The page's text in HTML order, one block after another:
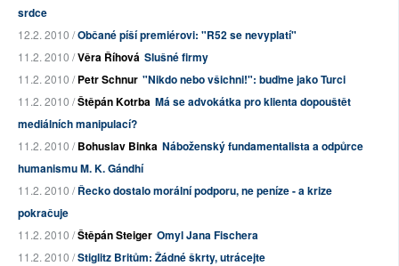
srdce
12.2. 2010 /Občané píší premiérovi: "R52 se nevyplatí"
11.2. 2010 /Věra Říhová Slušné firmy
11.2. 2010 /Petr Schnur "Nikdo nebo všichni!": buďme jako Turci
11.2. 2010 /Štěpán Kotrba Má se advokátka pro klienta dopouštět
mediálních manipulací?
11.2. 2010 /Bohuslav Binka Náboženský fundamentalista a odpůrce
humanismu M. K. Gándhí
11.2. 2010 /Řecko dostalo morální podporu, ne peníze - a krize
pokračuje
11.2. 2010 /Štěpán Steiger Omyl Jana Fischera
11.2. 2010 /Stiglitz Britům: Žádné škrty, utrácejte